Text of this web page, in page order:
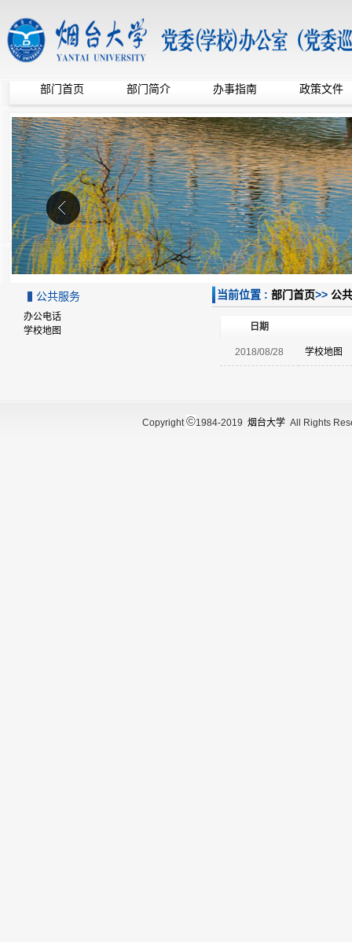
部门首页 部门简介 办事指南 政策文件
公共服务
办公电话
学校地图
当前位置 : 部门首页>> 公
日期
2018/08/28 学校地图
Copyright©1984-2019 烟台大学 All Rights